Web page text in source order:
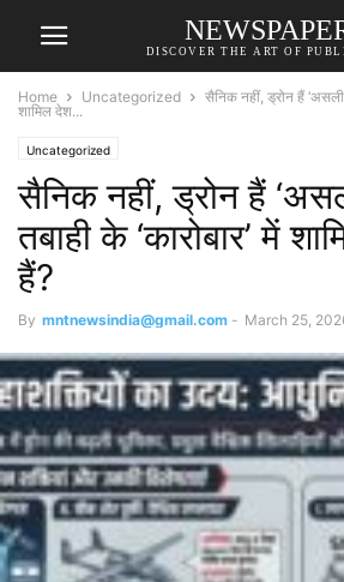
DISCOVER THE ART OF
Home Uncategorized
सैनिक नहीं, ड्रोन हैं
शामिल देश...
Uncategorized
सैनिक नहीं, ड्रोन हैं
तबाही के ‘कारोबार’ में
हैं?
By mntnewsindia@gmail.com - March 25,